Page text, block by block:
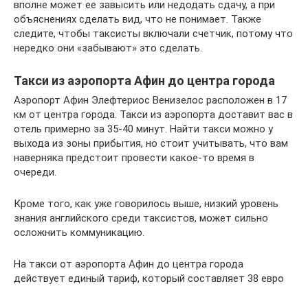
вполне может ее завысить или недодать сдачу, а при
объяснениях сделать вид, что не понимает. Также
следите, чтобы таксисты включали счетчик, потому что
нередко они «забывают» это сделать.
Такси из аэропорта Афин до центра города
Аэропорт Афин Элефтериос Венизелос расположен в 17
км от центра города. Такси из аэропорта доставит вас в
отель примерно за 35-40 минут. Найти такси можно у
выхода из зоны прибытия, но стоит учитывать, что вам
наверняка предстоит провести какое-то время в
очереди.
Кроме того, как уже говорилось выше, низкий уровень
знания английского среди таксистов, может сильно
осложнить коммуникацию.
На такси от аэропорта Афин до центра города
действует единый тариф, который составляет 38 евро